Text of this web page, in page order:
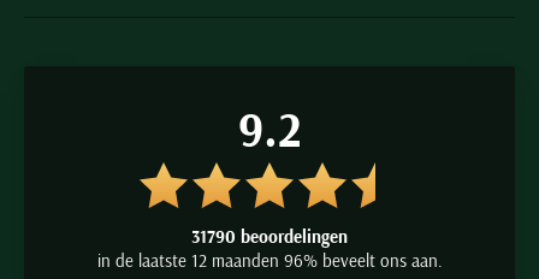
9.2
31790 beoordelingen
in de laatste 12 maanden 96% beveelt ons aan.